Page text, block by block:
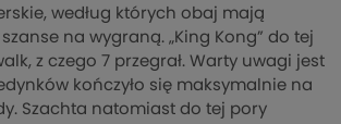
według których obaj mają
na wygraną. „King Kong” do tej
z czego 7 przegrał. Warty uwagi jest
kończyło się maksymalnie na
Szachta natomiast do tej pory